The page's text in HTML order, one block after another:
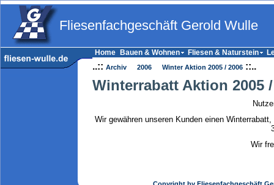
Fliesenfachgeschäft Gerold Wulle
Home Bauen & Wohnen Fliesen & Naturstein
..:: Archiv 2006 Winter Aktion 2005 / 2006 ::..
Winterrabatt Aktion 2005 /
Wir gewähren unseren Kunden einen
Wir